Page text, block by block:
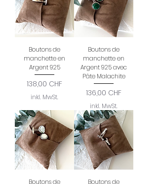
Boutons de
manchette en
Argent 925
Preis
138,00 CHF
inkl. MwSt.
Boutons de
manchette en
Argent 925 avec
Pâte Malachite
Preis
136,00 CHF
inkl. MwSt.
Boutons de
Boutons de